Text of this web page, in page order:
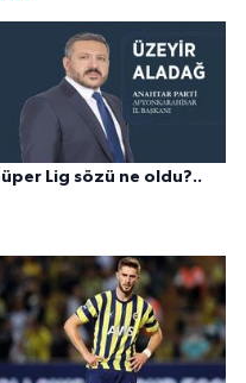
Lig sözü ne oldu?..